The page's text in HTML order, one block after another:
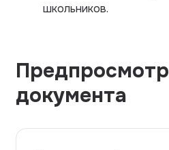
школьников.
Предпросмотр
документа